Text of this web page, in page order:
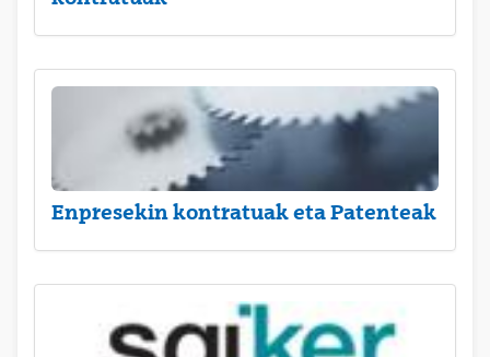
Enpresekin kontratuak eta Patenteak